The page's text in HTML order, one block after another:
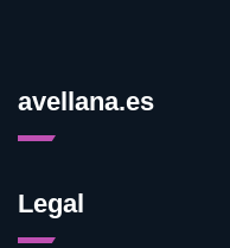
avellana.es
Legal